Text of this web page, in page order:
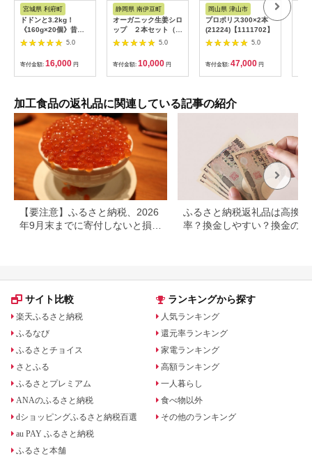
宮城県 利府町
ドドンと3.2kg！
《160g×20個》昔懐
かしいデミグラスソー
スハンバーグ 肉 洋食
簡単 大容量 湯煎 湯せ
ん 個包装 [大容量 ハ
ンバーグ 肉 おかず 惣
洋食 湯煎 個別包装 小
分 お弁当 便利 お試
し]|06_thm-040601
5.0
寄付金額: 16,000 円
静岡県 南伊豆町
オーガニック生姜シロ
ップ ２本セット（プ
レーン） 【 生姜 健
康 ジンジャーシロッ
プ ジンジャー しょう
が 生姜シロップ 】
<H-1>
5.0
寄付金額: 10,000 円
岡山県 津山市
プロポリス300×2本
(21224)【1111702】
5.0
寄付金額: 47,000 円
加工食品の返礼品に関連している記事の紹介
【要注意】ふるさと納税、2026
年9月末までに寄付しないと損す
ふるさと納税返礼品は高換金
率？換金しやすい？換金の可
サイト比較
楽天ふるさと納税
ふるなび
ふるさとチョイス
さとふる
ふるさとプレミアム
ANAのふるさと納税
dショッピングふるさと納税百選
au PAY ふるさと納税
ふるさと本舗
ランキングから探す
人気ランキング
還元率ランキング
家電ランキング
高額ランキング
一人暮らし
食べ物以外
その他のランキング